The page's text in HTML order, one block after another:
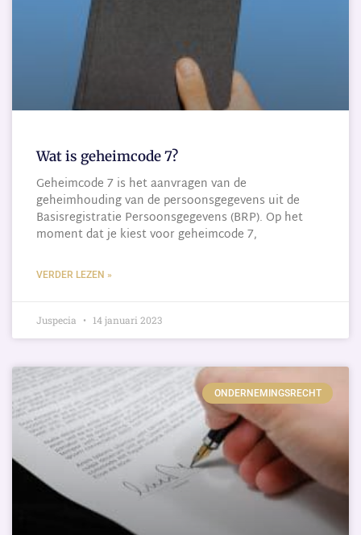
Wat is geheimcode 7?
Geheimcode 7 is het aanvragen van de
geheimhouding van de persoonsgegevens uit de
Basisregistratie Persoonsgegevens (BRP). Op het
moment dat je kiest voor geheimcode 7,
VERDER LEZEN »
Juspecia 14 januari 2023
ONDERNEMINGSRECHT